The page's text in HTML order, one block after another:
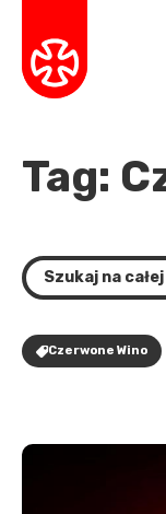
Tag:
Szukaj na
Czerwone Wino